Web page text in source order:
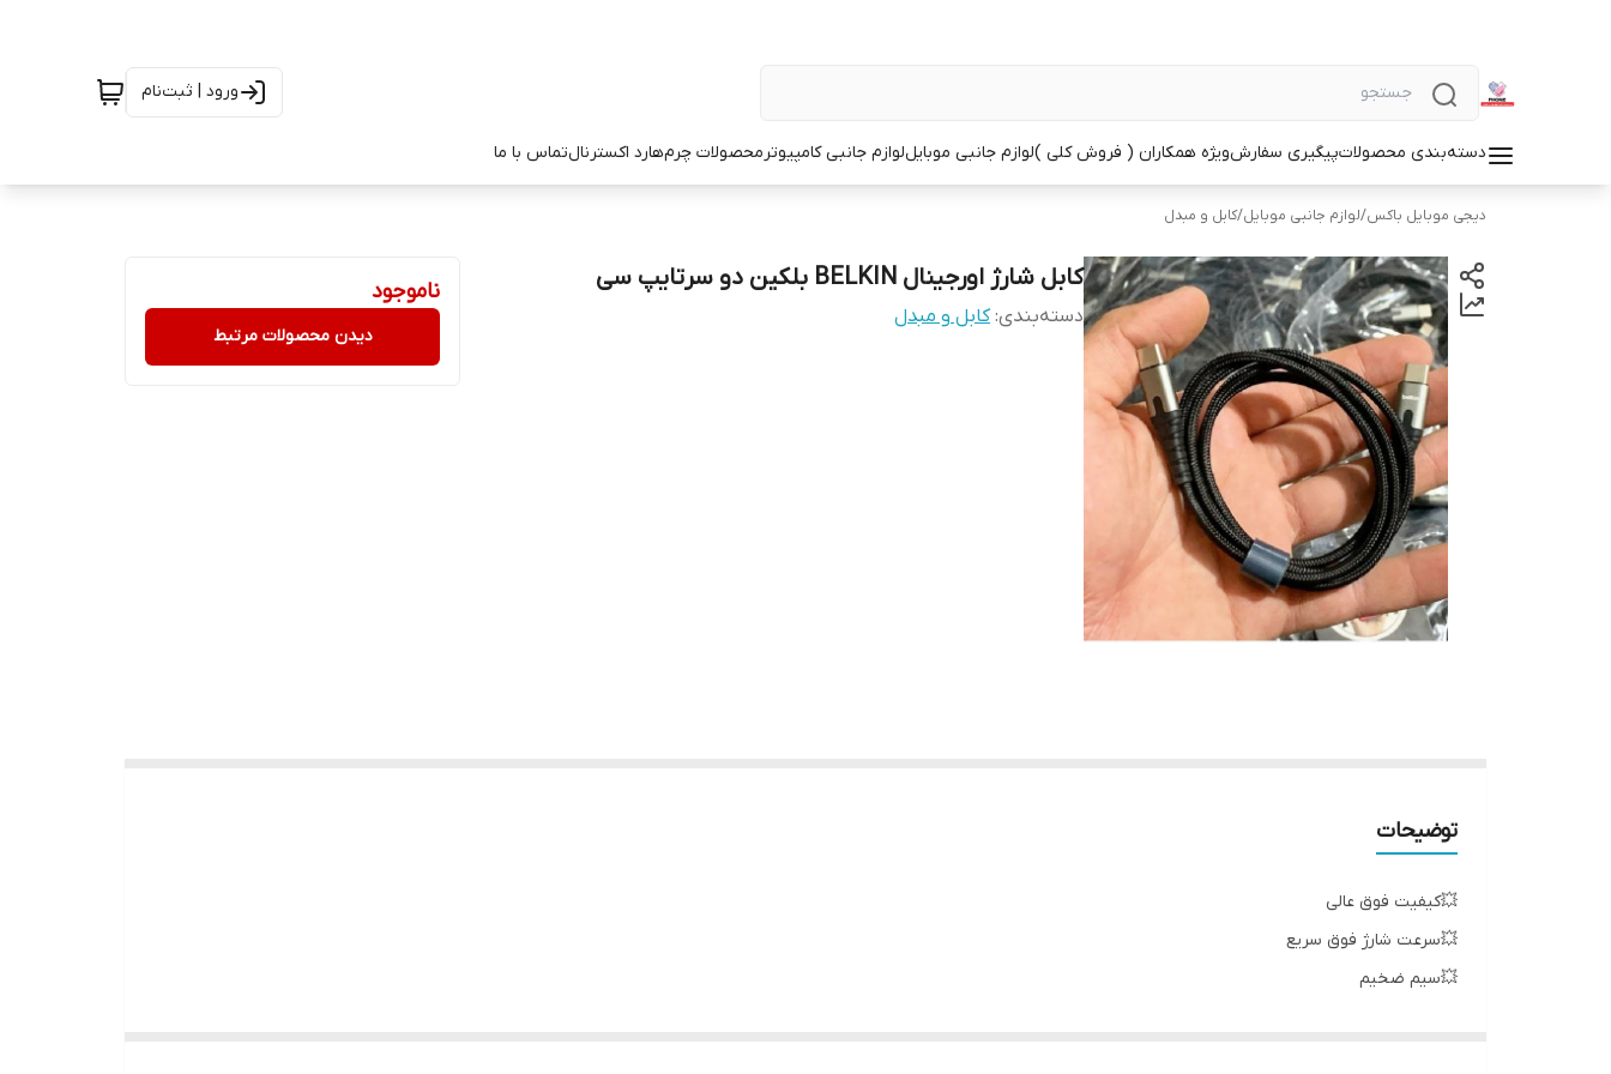
ورود | ثبت‌نام
دسته‌بندی محصولاتپیگیری سفارشویژه همکاران ( فروش کلی )لوازم جانبی موبایللوازم جانبی کامپیوترمحصولات چرمهارد اکسترنالتماس با ما
دیجی موبایل باکس/لوازم جانبی موبایل/کابل و مبدل
کابل شارژ اورجینال BELKIN بلکین دو سرتایپ سی
دسته‌بندی:کابل و مبدل
ناموجود
دیدن محصولات مرتبط
توضیحات
💥کیفیت فوق عالی
💥سرعت شارژ فوق سریع
💥سیم ضخیم